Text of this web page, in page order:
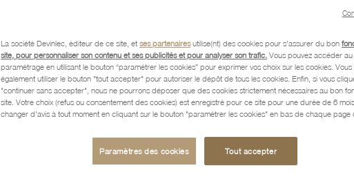
Description
Caractéristiques détaillées
La société Devinlec, éditeur de ce site, et ses partenairesutilise(nt) des cookies pour s'assurer du bon
site, pour personnaliser son contenu et ses publicités et pour analyser son trafic. Vous pouvez accéder
paramétrage en utilisant le bouton “paramétrer les cookies” pour exprimer vos choix sur les cookies. Vous
également utiliser le bouton "tout accepter" pour autoriser le dépôt de tous les cookies. Enfin, si vous
"continuer sans accepter", nous ne pourrons déposer que des cookies strictement nécessaires au bon
site. Votre choix (refus ou consentement des cookies) est enregistré pour ce site pour une durée de 6
changer d'avis à tout moment en cliquant sur le bouton "paramétrer les cookies" en bas de chaque page
Paramètres des cookies Tout accepter